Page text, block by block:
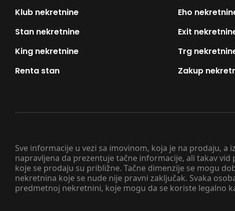
Sve informacije u vezi sa imovinom, koja je na prodaju,
napravljena da prezentuje tačne informacije, ali takav
koje se prodaju su približne. Tačne dimenzije se mogu
nekretnina koje se nude nije pravni zaključak. Svaka
predmetnoj nekretnini, koje mogu da se koriste legalno
Klub nekretnine
Eho
Stan nekretnine
Exit
King nekretnine
Trg
Renta stan
Zakup